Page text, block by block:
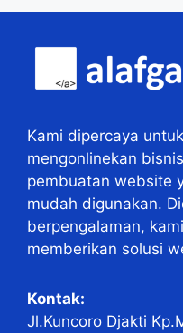
Kami dipercaya
mengonlinekan
pembuatan website
mudah digunakan.
berpengalaman,
memberikan solusi
Kontak:
Jl.Kuncoro Djakti